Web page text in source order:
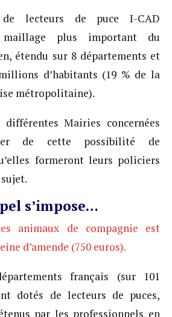
lecteurs de puce I-CAD
plus important du
étendu sur 8 départements et
d’habitants (19 % de la
métropolitaine).
différentes Mairies concernées
de cette possibilité de
formeront leurs policiers
s’impose…
animaux de compagnie est
d’amende (750 euros).
français (sur 101
dotés de lecteurs de puces,
par les professionnels en